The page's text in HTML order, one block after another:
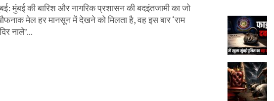
मुंबई की बारिश और नागरिक प्रशासन की बदइंतजामी का जो
मेल हर मानसून में देखने को मिलता है, वह इस बार ‘राम
नाले’...